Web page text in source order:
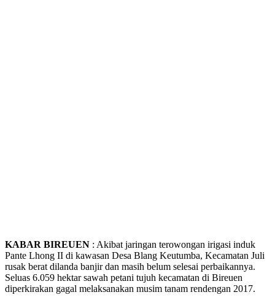
KABAR BIREUEN : Akibat jaringan terowongan irigasi induk
Pante Lhong II di kawasan Desa Blang Keutumba, Kecamatan Juli
rusak berat dilanda banjir dan masih belum selesai perbaikannya.
Seluas 6.059 hektar sawah petani tujuh kecamatan di Bireuen
diperkirakan gagal melaksanakan musim tanam rendengan 2017.